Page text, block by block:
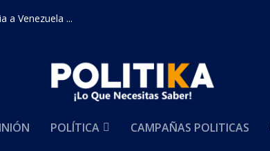
a Venezuela ...
POLÍTICA CAMPAÑAS POLITICAS